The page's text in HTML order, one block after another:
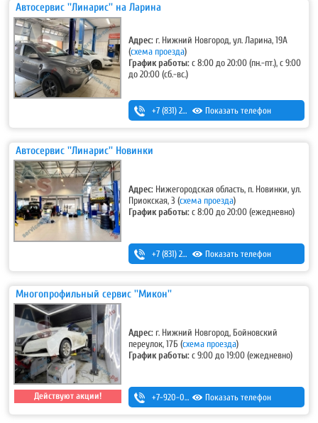
Автосервис ''Линарис'' на Ларина
Адрес: г. Нижний Новгород, ул. Ларина, 19А
(схема проезда)
График работы:с 8:00 до 20:00 (пн.-пт.), с 9:00
до 20:00 (сб.-вс.)
+7 (831) 262-12-62 Показать телефон
Автосервис ''Линарис'' Новинки
Адрес: Нижегородская область, п. Новинки, ул.
Приокская, 3 (схема проезда)
График работы:с 8:00 до 20:00 (ежедневно)
+7 (831) 262-12-18 ,+7-987-081-26-25
Показать телефон
Многопрофильный сервис ''Микон''
Действуют акции!
Адрес: г. Нижний Новгород, Бойновский
переулок, 17Б (схема проезда)
График работы:с 9:00 до 19:00 (ежедневно)
+7-920-022-50-01 Показать телефон